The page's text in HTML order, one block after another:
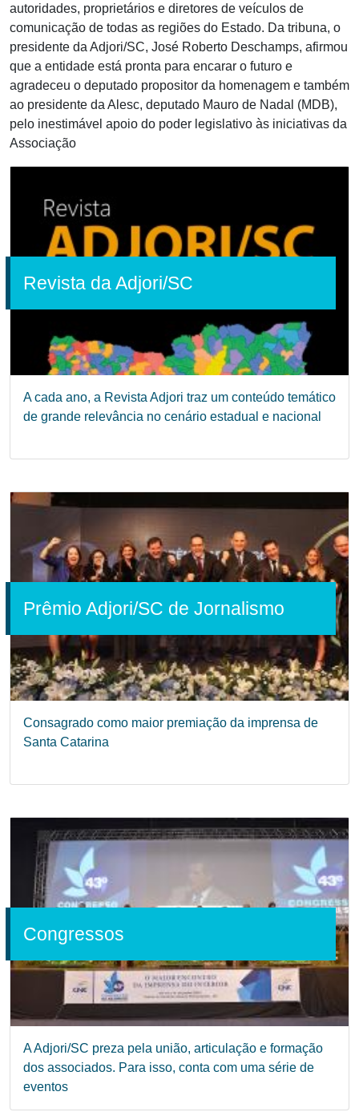
autoridades, proprietários e diretores de veículos de
comunicação de todas as regiões do Estado. Da tribuna, o
presidente da Adjori/SC, José Roberto Deschamps, afirmou
que a entidade está pronta para encarar o futuro e
agradeceu o deputado propositor da homenagem e também
ao presidente da Alesc, deputado Mauro de Nadal (MDB),
pelo inestimável apoio do poder legislativo às iniciativas da
Associação
Revista da Adjori/SC
A cada ano, a Revista Adjori traz um conteúdo temático
de grande relevância no cenário estadual e nacional
Prêmio Adjori/SC de Jornalismo
Consagrado como maior premiação da imprensa de
Santa Catarina
Congressos
A Adjori/SC preza pela união, articulação e formação
dos associados. Para isso, conta com uma série de
eventos